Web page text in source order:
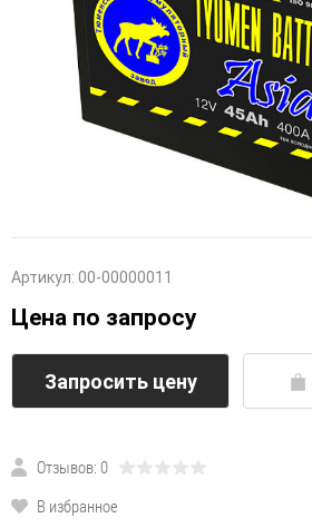
Артикул: 00-00000011
Цена по запросу
Запросить цену
Отзывов: 0
В избранное